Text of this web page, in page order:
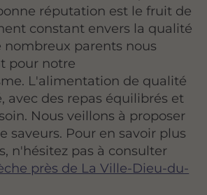
réputation est le fruit de
constant envers la qualité
nombreux parents nous
pour notre
L'alimentation de qualité
avec des repas équilibrés et
Nous veillons à proposer
saveurs. Pour en savoir plus
n'hésitez pas à consulter
près de La Ville-Dieu-du-